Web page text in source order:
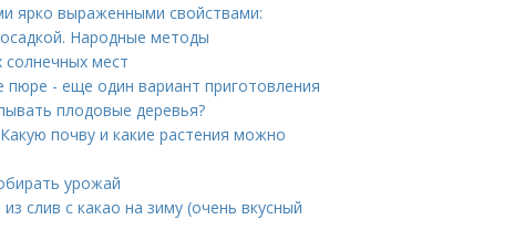
ярко выраженными свойствами:
Народные методы
мест
- еще один вариант приготовления
плодовые деревья?
почву и какие растения можно
урожай
слив с какао на зиму (очень вкусный